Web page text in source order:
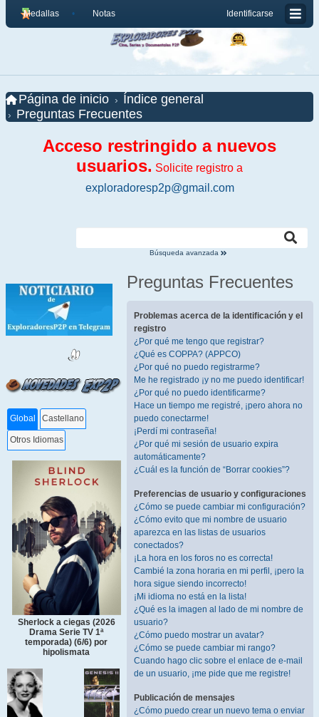
Identificarse
Medallas Notas
Página de inicio
Índice general
Preguntas Frecuentes
Acceso restringido a nuevos
usuarios. Solicite registro a
exploradoresp2p@gmail.com
Búsqueda avanzada
Global Castellano
Otros Idiomas
Sherlock a ciegas (2026
Drama Serie TV 1ª
temporada) (6/6) por
hipolismata
Preguntas Frecuentes
Problemas acerca de la identificación y el
registro
¿Por qué me tengo que registrar?
¿Qué es COPPA? (APPCO)
¿Por qué no puedo registrarme?
Me he registrado ¡y no me puedo identificar!
¿Por qué no puedo identificarme?
Hace un tiempo me registré, ¡pero ahora no
puedo conectarme!
¡Perdí mi contraseña!
¿Por qué mi sesión de usuario expira
automáticamente?
¿Cuál es la función de “Borrar cookies”?
Preferencias de usuario y configuraciones
¿Cómo se puede cambiar mi configuración?
¿Cómo evito que mi nombre de usuario
aparezca en las listas de usuarios
conectados?
¡La hora en los foros no es correcta!
Cambié la zona horaria en mi perfil, ¡pero la
hora sigue siendo incorrecto!
¡Mi idioma no está en la lista!
¿Qué es la imagen al lado de mi nombre de
usuario?
¿Cómo puedo mostrar un avatar?
¿Cómo se puede cambiar mi rango?
Cuando hago clic sobre el enlace de e-mail
de un usuario, ¡me pide que me registre!
Publicación de mensajes
¿Cómo puedo crear un nuevo tema o enviar